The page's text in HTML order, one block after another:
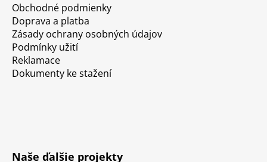
Obchodné podmienky
Doprava a platba
Zásady ochrany osobných údajov
Podmínky užití
Reklamace
Dokumenty ke stažení
Naše ďalšie projekty